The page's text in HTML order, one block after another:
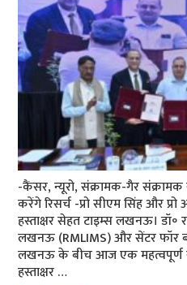
-कैंसर, न्यूरो, संक्रामक-गैर संक्रामक
करेंगे रिसर्च -प्रो सीएम सिंह और
हस्ताक्षर सेहत टाइम्स लखनऊ। डॉ॰
लखनऊ (RMLIMS) और सेंटर फॉर
लखनऊ के बीच आज एक महत्वपूर्ण
हस्ताक्षर …